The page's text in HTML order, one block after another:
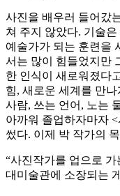
사진을 배우러 들어갔
쳐 주지 않았다. 기술
예술가가 되는 훈련을
서는 많이 힘들었지만
한 인식이 새로워졌다
힘, 새로운 세계를 만
사람, 쓰는 언어, 노는
아까워 졸업하자마자
썼다. 이제 박 작가의
“사진작가를 업으로
대미술관에 소장되는